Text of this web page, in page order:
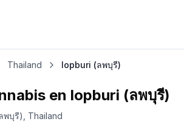
Thailand lopburi (ลพบุรี)
en lopburi (ลพบุรี)
พบุรี), Thailand